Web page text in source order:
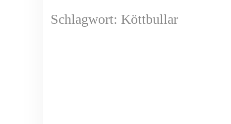
Schlagwort: Köttbullar